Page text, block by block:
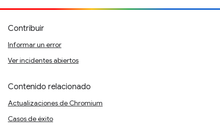
Contribuir
Informar un error
Ver incidentes abiertos
Contenido relacionado
Actualizaciones de Chromium
Casos de éxito